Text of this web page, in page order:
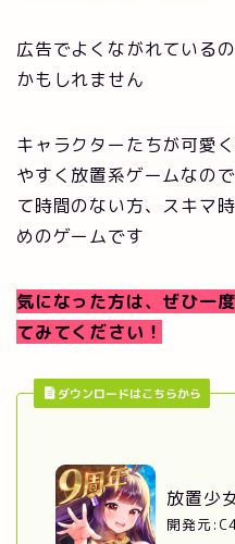
広告でよくながれている
かもしれません
キャラクターたちが可愛
やすく放置系ゲームなの
て時間のない方、スキマ
めのゲームです
気になった方は、ぜひ一
てみてください！
ダウンロードはこちらから
放置少
開発元: